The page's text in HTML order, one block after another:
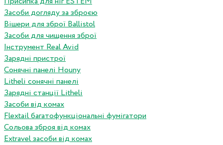
Засоби догляду за зброєю
Вішери для зброї Ballistol
Засоби для чищення зброї
Інструмент Real Avid
Зарядні пристрої
Сонячні панелі Houny
Litheli сонячні панелі
Зарядні станції Litheli
Засоби від комах
Flextail багатофункціональні фумігатори
Сольова зброя від комах
Extravel засоби від комах